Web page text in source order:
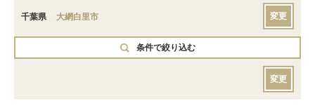
千葉県 大網白里市 変更
条件で絞り込む
変更